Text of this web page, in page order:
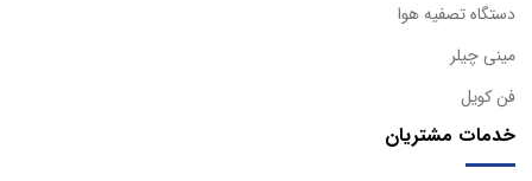
دستگاه تصفيه هوا
مینی چیلر
فن کویل
خدمات مشتریان